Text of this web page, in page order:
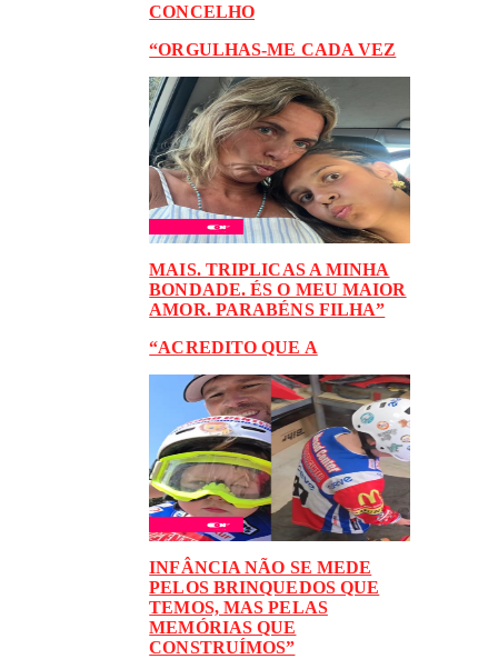
CONCELHO
“ORGULHAS-ME CADA VEZ
MAIS. TRIPLICAS A MINHA
BONDADE. ÉS O MEU MAIOR
AMOR. PARABÉNS FILHA”
“ACREDITO QUE A
INFÂNCIA NÃO SE MEDE
PELOS BRINQUEDOS QUE
TEMOS, MAS PELAS
MEMÓRIAS QUE
CONSTRUÍMOS”